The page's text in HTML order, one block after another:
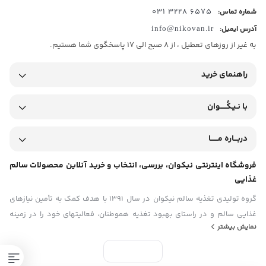
شماره تماس: 6575 3228 031
آدرس ایمیل: info@nikovan.ir
به غیر از روزهای تعطیل ، از 8 صبح الی 17 پاسخگوی شما هستیم.
راهنمای خرید
با نـیـکُـــــوان
دربـــاره مــــــا
فروشگاه اینترنتی نیکوان، بررسی، انتخاب و خرید آنلاین محصولات سالم
غذایی
گروه تولیدی تغذیه سالم نیکوان در سال ۱۳۹۱ با هدف کمک به تأمین نیازهای
غذایی سالم و در راستای بهبود تغذیه هموطنان، فعالیتهای خود را در زمینه‏
های ارائه مواد غذایی ارگانیک (بکر) و عاری از هرگونه مواد غیرطبیعی و
شیمیایی و نیز مطالعه و پژوهش در مورد خواص غذایی و دارویی مواد خوراکی
آغاز نمود و هم اکنون با بهره‏ گیری از تجربه و دستاوردهای درخشان ‏بعنوان یکی
نمایش بیشتر